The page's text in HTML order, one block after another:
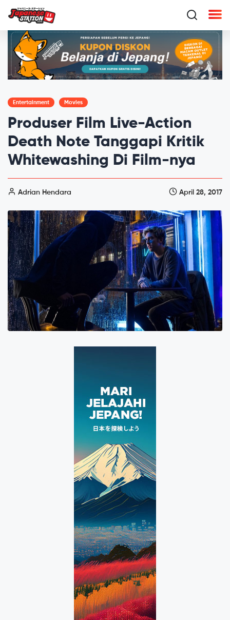
Entertainment Movies
Produser Film Live-Action
Death Note Tanggapi Kritik
Whitewashing Di Film-nya
Adrian Hendara April 28, 2017